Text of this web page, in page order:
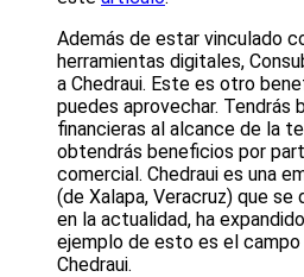
Además de estar vinculado
herramientas digitales,
a Chedraui. Este es otro
puedes aprovechar. Tendrás
financieras al alcance de la
obtendrás beneficios por
comercial. Chedraui es una
(de Xalapa, Veracruz) que se
en la actualidad, ha
ejemplo de esto es el
Chedraui.